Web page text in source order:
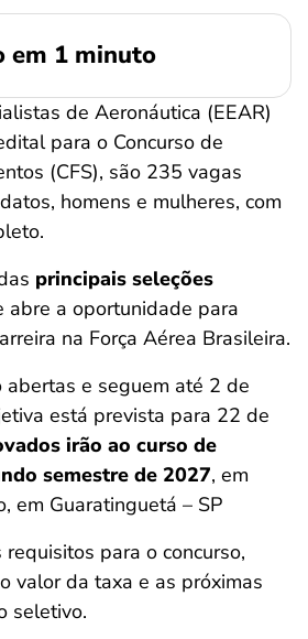
em 1 minuto
de Aeronáutica (EEAR)
para o Concurso de
(CFS), são 235 vagas
homens e mulheres, com
principais seleções
abre a oportunidade para
na Força Aérea Brasileira.
abertas e seguem até 2 de
está prevista para 22 de
irão ao curso de
semestre de 2027, em
em Guaratinguetá – SP
para o concurso,
valor da taxa e as próximas
seletivo.